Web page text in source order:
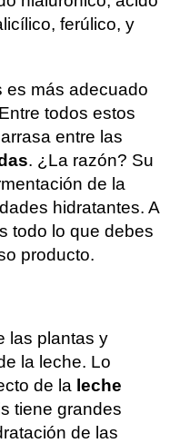
ferúlico, y
es más adecuado
todos estos
entre las
. ¿La razón? Su
de la
hidratantes. A
todo lo que debes
producto.
las plantas y
la leche. Lo
de la leche
tiene grandes
de las